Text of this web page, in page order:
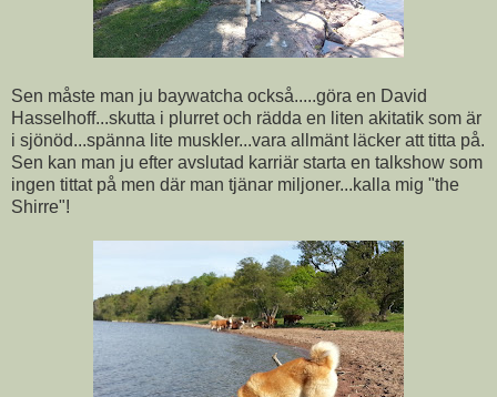
Sen måste man ju baywatcha också.....göra en David
Hasselhoff...skutta i plurret och rädda en liten akitatik som är
i sjönöd...spänna lite muskler...vara allmänt läcker att titta på.
Sen kan man ju efter avslutad karriär starta en talkshow som
ingen tittat på men där man tjänar miljoner...kalla mig "the
Shirre"!